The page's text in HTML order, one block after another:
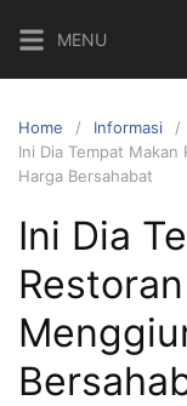
content
MENU
Home
Informasi
Ini Dia Tempat
Harga Bersahabat
Ini Dia